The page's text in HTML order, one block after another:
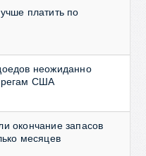
платить по
неожиданно
США
окончание запасов
месяцев